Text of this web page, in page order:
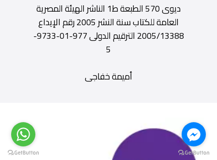
ديوى 570 الطبعة ط1 الناشر الهيئة المصرية
العامة للكتاب سنة النشر 2005 رقم الإيداع
2005/13388 الترقيم الدولى 977-01-9733-
5
أميمة خفاجى